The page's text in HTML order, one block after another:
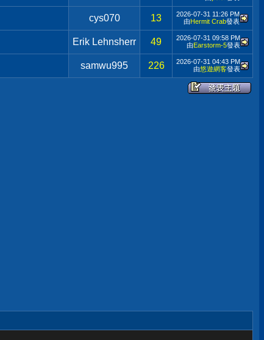
cys070 13 2026-07-31 11:26 PM
由Hermit Crab發表
Erik Lehnsherr 49 2026-07-31 09:58 PM
由Earstorm-5發表
samwu995 226 2026-07-31 04:43 PM
由悠遊網客發表